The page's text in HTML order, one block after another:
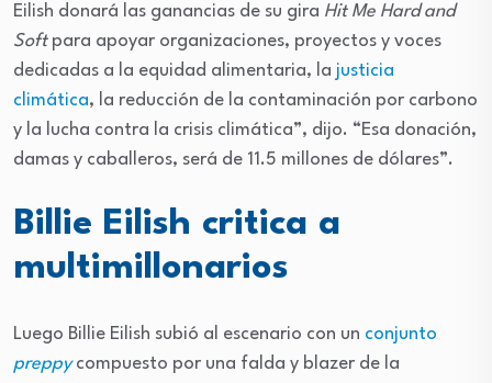
Eilish donará las ganancias de su gira Hit Me Hard and
Softpara apoyar organizaciones, proyectos y voces
dedicadas a la equidad alimentaria, la justicia
climática, la reducción de la contaminación por carbono
y la lucha contra la crisis climática”, dijo. “Esa donación,
damas y caballeros, será de 11.5 millones de dólares”.
Billie Eilish critica a
multimillonarios
Luego Billie Eilish subió al escenario con un conjunto
preppycompuesto por una falda y blazer de la